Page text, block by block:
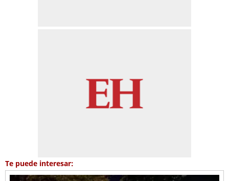
Te puede interesar: